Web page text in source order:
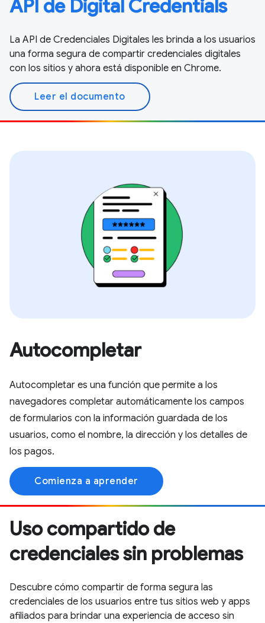
API de Digital Credentials
La API de Credenciales Digitales les brinda a los usuarios
una forma segura de compartir credenciales digitales
con los sitios y ahora está disponible en Chrome.
Leer el documento
Autocompletar
Autocompletar es una función que permite a los
navegadores completar automáticamente los campos
de formularios con la información guardada de los
usuarios, como el nombre, la dirección y los detalles de
los pagos.
Comienza a aprender
Uso compartido de
credenciales sin problemas
Descubre cómo compartir de forma segura las
credenciales de los usuarios entre tus sitios web y apps
afiliados para brindar una experiencia de acceso sin